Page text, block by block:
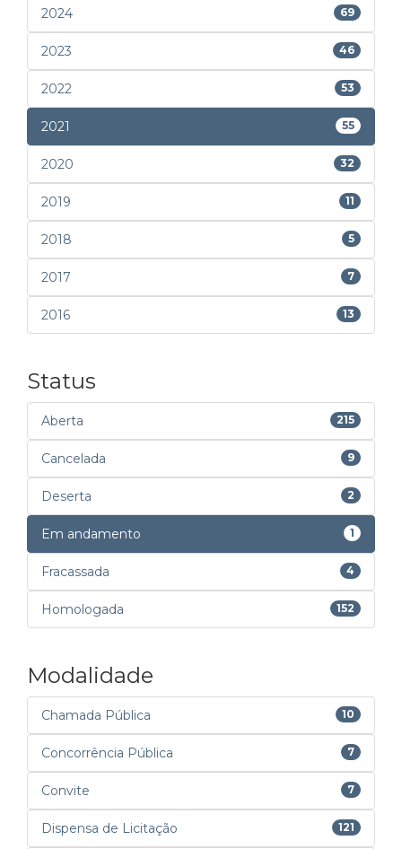
2024 69
2023 46
2022 53
2021 55
2020 32
2019 11
2018 5
2017 7
2016 13
Status
Aberta 215
Cancelada 9
Deserta 2
Em andamento 1
Fracassada 4
Homologada 152
Modalidade
Chamada Pública 10
Concorrência Pública 7
Convite 7
Dispensa de Licitação 121